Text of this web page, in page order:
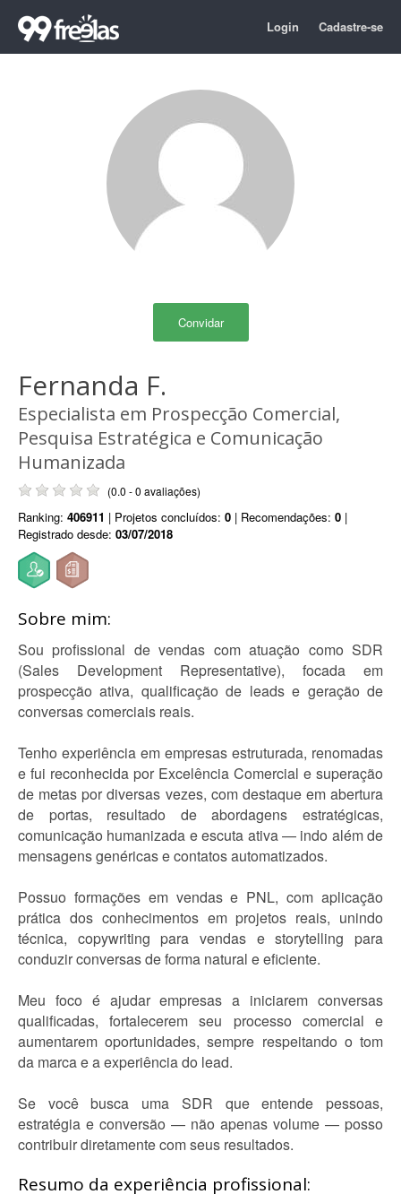
Login Cadastre-se
Convidar
Fernanda F.
Especialista em Prospecção Comercial,
Pesquisa Estratégica e Comunicação
Humanizada
(0.0 - 0 avaliações)
Ranking: 406911 | Projetos concluídos: 0 | Recomendações: 0 |
Registrado desde: 03/07/2018
Sobre mim:
Sou profissional de vendas com atuação como SDR
(Sales Development Representative), focada em
prospecção ativa, qualificação de leads e geração de
conversas comerciais reais.
Tenho experiência em empresas estruturada, renomadas
e fui reconhecida por Excelência Comercial e superação
de metas por diversas vezes, com destaque em abertura
de portas, resultado de abordagens estratégicas,
comunicação humanizada e escuta ativa — indo além de
mensagens genéricas e contatos automatizados.
Possuo formações em vendas e PNL, com aplicação
prática dos conhecimentos em projetos reais, unindo
técnica, copywriting para vendas e storytelling para
conduzir conversas de forma natural e eficiente.
Meu foco é ajudar empresas a iniciarem conversas
qualificadas, fortalecerem seu processo comercial e
aumentarem oportunidades, sempre respeitando o tom
da marca e a experiência do lead.
Se você busca uma SDR que entende pessoas,
estratégia e conversão — não apenas volume — posso
contribuir diretamente com seus resultados.
Resumo da experiência profissional: